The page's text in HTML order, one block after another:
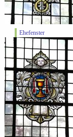
Ehefenster